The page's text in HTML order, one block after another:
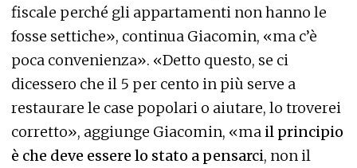
fiscale perché gli appartamenti non hanno le
fosse settiche», continua Giacomin, «ma c’è
poca convenienza». «Detto questo, se ci
dicessero che il 5 per cento in più serve a
restaurare le case popolari o aiutare, lo troverei
corretto», aggiunge Giacomin, «ma il principio
è che deve essere lo stato a pensarci, non il